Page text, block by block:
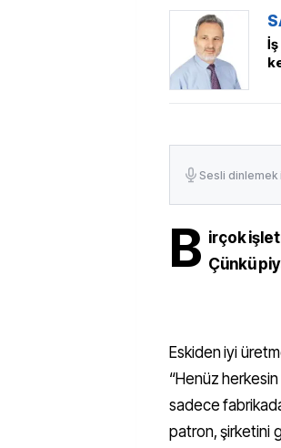
Sesli dinlemek
B irçok
Çünkü
Eskiden iyi
“Henüz
sadece
patron, şirketini